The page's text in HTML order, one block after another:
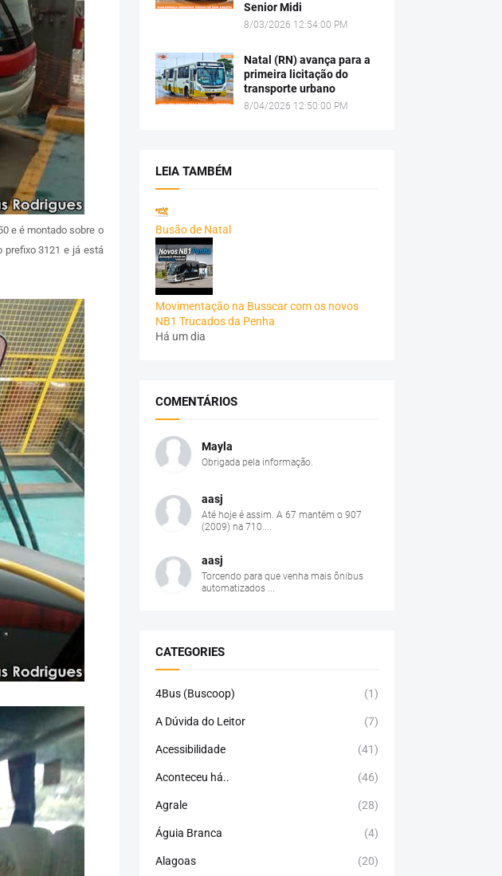
e é montado sobre o
prefixo 3121 e já está
Senior Midi
8/03/2026 12:54:00 PM
Natal (RN) avança para a
primeira licitação do
transporte urbano
8/04/2026 12:50:00 PM
LEIA TAMBÉM
Busão de Natal
Movimentação na Busscar com os novos
NB1 Trucados da Penha
Há um dia
COMENTÁRIOS
Mayla
Obrigada pela informação.
aasj
Até hoje é assim. A 67 mantém o 907
(2009) na 710....
aasj
Torcendo para que venha mais ônibus
automatizados ...
CATEGORIES
4Bus (Buscoop) (1)
A Dúvida do Leitor (7)
Acessibilidade (41)
Aconteceu há.. (46)
Agrale (28)
Águia Branca (4)
Alagoas (20)